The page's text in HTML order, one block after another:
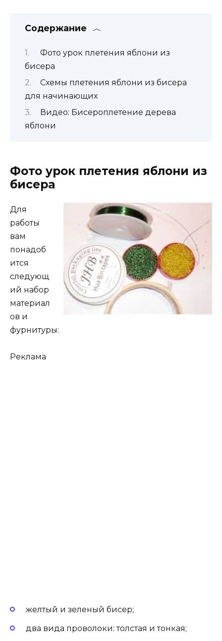
Содержание
Фото урок плетения яблони из
бисера
Схемы плетения яблони из бисера
для начинающих
Видео: Бисероплетение дерева
яблони
Фото урок плетения яблони из
бисера
Для
работы
вам
понадоб
ится
следующ
ий набор
материал
ов и
фурнитуры:
Реклама
желтый и зеленый бисер;
два вида проволоки: толстая и тонкая;